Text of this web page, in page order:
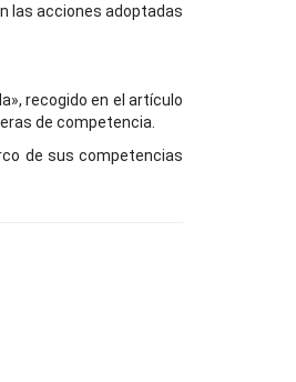
las acciones adoptadas
recogido en el artículo
de competencia.
de sus competencias